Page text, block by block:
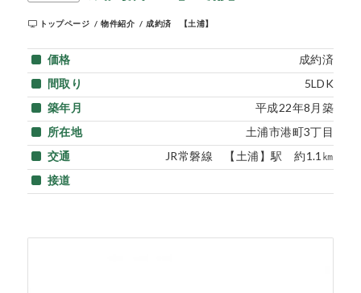
トップページ / 物件紹介 / 成約済 【土浦】
価格
成約済
間取り
5LDK
築年月
平成22年8月築
所在地
土浦市港町3丁目
交通
JR常磐線 【土浦】駅 約1.1㎞
接道